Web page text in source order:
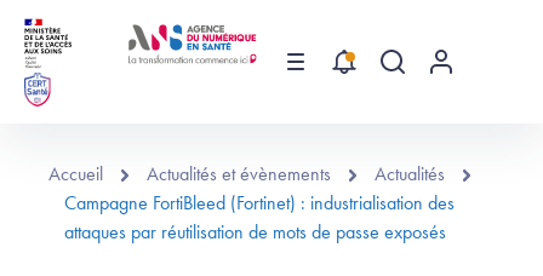
Aller au contenu principal
Menu Recherche
Menu
Accueil Actualités et évènements
Actualités
Campagne FortiBleed (Fortinet) : industrialisation des
attaques par réutilisation de mots de passe exposés